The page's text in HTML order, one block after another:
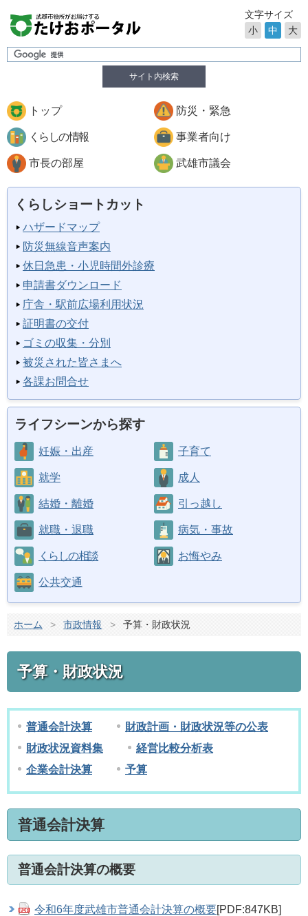
サイト内検索
文字サイズ
小
中 大
トップ 防災・緊急
くらしの情報 事業者向け
市長の部屋 武雄市議会
くらしショートカット
ハザードマップ
防災無線音声案内
休日急患・小児時間外診療
申請書ダウンロード
庁舎・駅前広場利用状況
証明書の交付
ゴミの収集・分別
被災された皆さまへ
各課お問合せ
ライフシーンから探す
妊娠・出産 子育て
就学 成人
結婚・離婚 引っ越し
就職・退職 病気・事故
くらしの相談 お悔やみ
公共交通
ホーム > 市政情報 > 予算・財政状況
予算・財政状況
普通会計決算
財政計画・財政状況等の公表
財政状況資料集
経営比較分析表
企業会計決算
予算
普通会計決算
普通会計決算の概要
令和6年度武雄市普通会計決算の概要[PDF:847KB]